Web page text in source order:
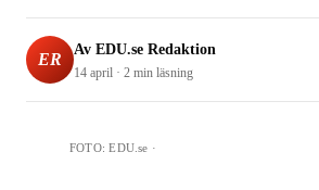
ER
Av EDU.se Redaktion
14 april · 2 min läsning
FOTO:EDU.se ·